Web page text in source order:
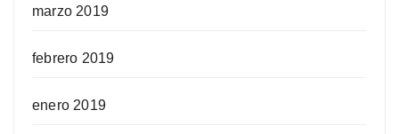
marzo 2019
febrero 2019
enero 2019